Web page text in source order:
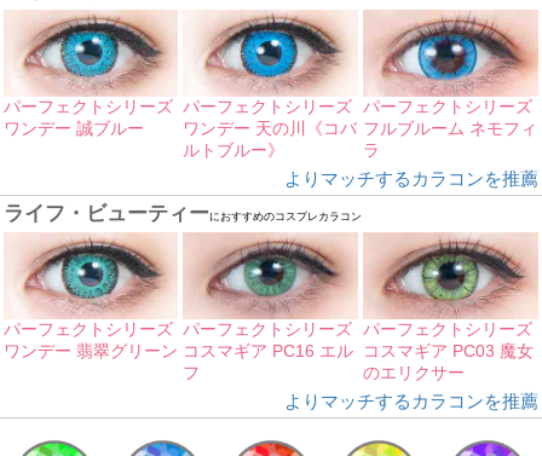
パーフェクトシリーズ
ワンデー 誠ブルー
パーフェクトシリーズ
ワンデー 天の川《コバ
ルトブルー》
パーフェクトシリーズ
フルブルーム ネモフィ
ラ
よりマッチするカラコンを推薦
ライフ・ビューティーにおすすめのコスプレカラコン
パーフェクトシリーズ
ワンデー 翡翠グリーン
パーフェクトシリーズ
コスマギア PC16 エル
フ
パーフェクトシリーズ
コスマギア PC03 魔女
のエリクサー
よりマッチするカラコンを推薦